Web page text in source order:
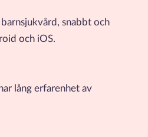
snabbt och
och iOS.
lång erfarenhet av